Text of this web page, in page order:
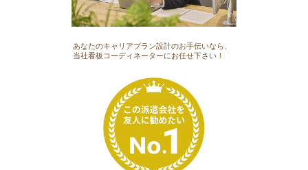
あなたのキャリアプラン設計のお手伝いなら、
当社看板コーディネーターにお任せ下さい！